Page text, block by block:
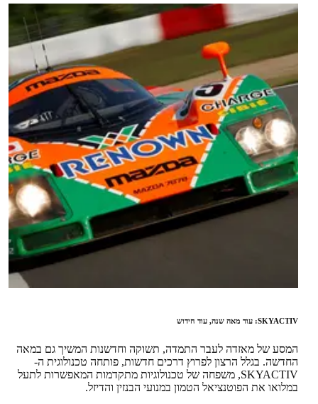
SKYACTIV: עוד מאה שנה, עוד חידוש
המסע של מאזדה לעבר התמדה, תשוקה וחדשנות המשיך גם במאה
החדשה. בגלל הרצון לפרוץ דרכים חדשות, פותחה טכנולוגית ה-
SKYACTIV, משפחה של טכנולוגיות מתקדמות המאפשרות לתעל
במלואו את הפוטנציאל הטמון במנועי הבנזין והדיזל.